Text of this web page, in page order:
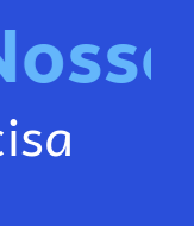
osso